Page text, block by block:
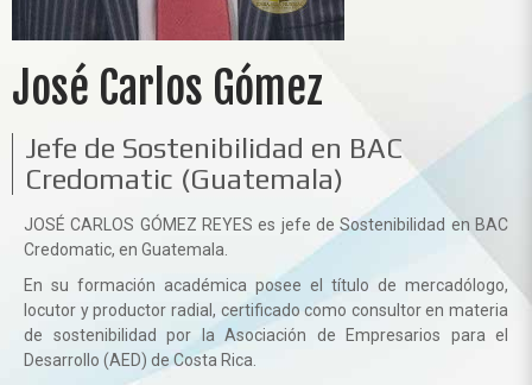
José Carlos Gómez
Jefe de Sostenibilidad en BAC
Credomatic (Guatemala)
JOSÉ CARLOS GÓMEZ REYES es jefe de Sostenibilidad en BAC
Credomatic, en Guatemala.
En su formación académica posee el título de mercadólogo,
locutor y productor radial, certificado como consultor en materia
de sostenibilidad por la Asociación de Empresarios para el
Desarrollo (AED) de Costa Rica.